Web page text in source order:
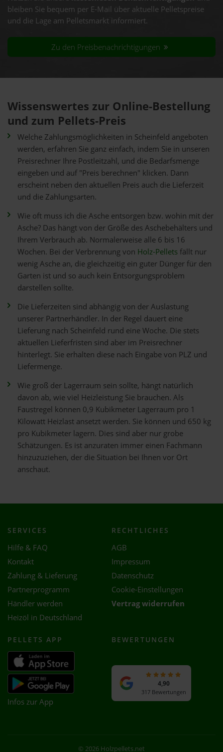
bleiben Sie bequem per E-Mail über aktuelle Pelletspreise
und die Lage am Pelletsmarkt informiert.
Zu den Preisbenachrichtigungen
Wissenswertes zur Online-Bestellung
und zum Pellets-Preis
Welche Zahlungsmöglichkeiten in Scheinfeld angeboten
werden, erfahren Sie ganz einfach, indem Sie in unseren
Preisrechner Ihre Postleitzahl, und die Bedarfsmenge
eingeben und auf "Preis berechnen" klicken. Dann
erscheint neben den aktuellen Preis auch die Lieferzeit
und die Zahlungsarten.
Wie oft muss ich die Asche entsorgen bzw. wohin mit der
Asche? Das hängt von der Größe des Aschebehälters und
Ihrem Verbrauch ab. Normalerweise alle 6 bis 16
Wochen. Bei der Verbrennung von Holz-Pelletsfällt nur
wenig Asche an, die gleichzeitig ein guter Dünger für den
Garten ist und so auch kein Entsorgungsproblem
darstellen sollte.
Die Lieferzeiten sind abhängig von der Auslastung
unserer Partnerhändler. In der Regel dauert eine
Lieferung nach Scheinfeld rund eine Woche. Die stets
aktuellen Lieferfristen sind aber im Preisrechner
hinterlegt. Sie erhalten diese nach Eingabe von PLZ und
Liefermenge.
Wie groß der Lagerraum sein sollte, hängt natürlich
davon ab, wie viel Heizleistung Sie brauchen. Als
Faustregel können 0,9 Kubikmeter Lagerraum pro 1
Kilowatt Heizlast ansetzt werden. Sie können und 650 kg
pro Kubikmeter lagern. Dies sind aber nur grobe
Schätzungen. Es ist anzuraten immer einen Fachmann
hinzuzuziehen, der die Situation bei Ihnen vor Ort
anschaut.
SERVICES
Hilfe & FAQ
Kontakt
Zahlung & Lieferung
Partnerprogramm
Händler werden
Heizöl in Deutschland
RECHTLICHES
AGB
Impressum
Datenschutz
Cookie-Einstellungen
Vertrag widerrufen
PELLETS APP
Infos zur App
BEWERTUNGEN
4,90
317 Bewertungen
© 2026 Holzpellets.net